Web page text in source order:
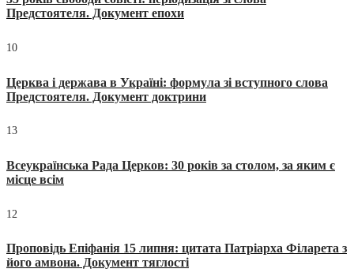
Предстоятеля. Документ епохи
10
Церква і держава в Україні: формула зі вступного слова
Предстоятеля. Документ доктрини
13
Всеукраїнська Рада Церков: 30 років за столом, за яким є
місце всім
12
Проповідь Епіфанія 15 липня: цитата Патріарха Філарета з
його амвона. Документ тяглості